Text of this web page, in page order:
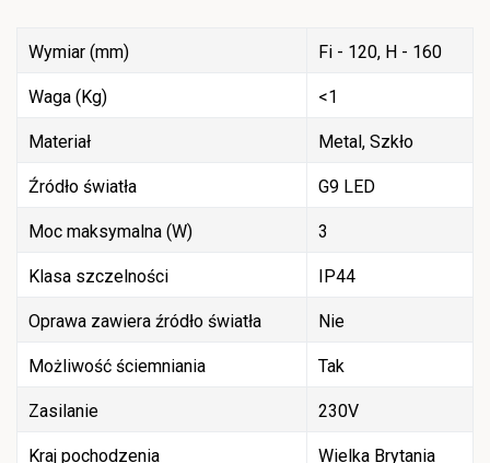
Wymiar (mm) Fi - 120, H - 160
Waga (Kg) <1
Materiał Metal, Szkło
Źródło światła G9 LED
Moc maksymalna (W) 3
Klasa szczelności IP44
Oprawa zawiera źródło światła Nie
Możliwość ściemniania Tak
Zasilanie 230V
Kraj pochodzenia Wielka Brytania